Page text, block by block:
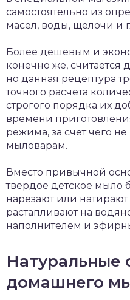
самостоятельно из
масел, воды, щелочи и
Более дешевым и
конечно же, считается
но данная рецептура
точного расчета
строгого порядка их
времени
режима, за счет чего
мыловарам.
Вместо привычной
твердое детское мыло
нарезают или натирают
растапливают на
наполнителем и
Натуральные
домашнего